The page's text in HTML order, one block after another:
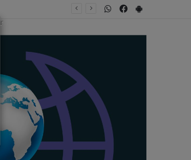
PlayStore
Facebook
WhatsApp